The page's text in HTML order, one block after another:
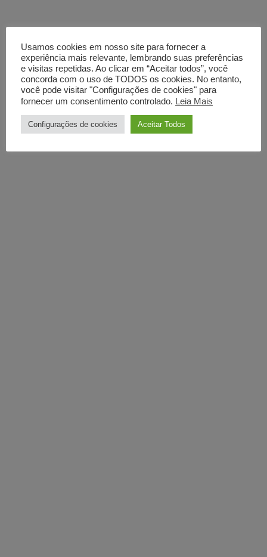
Usamos cookies em nosso site para fornecer a
experiência mais relevante, lembrando suas preferências
e visitas repetidas. Ao clicar em “Aceitar todos”, você
concorda com o uso de TODOS os cookies. No entanto,
você pode visitar "Configurações de cookies" para
fornecer um consentimento controlado. Leia Mais
Configurações de cookies Aceitar Todos